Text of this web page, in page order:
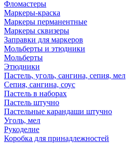
Фломастеры
Маркеры-краска
Маркеры перманентные
Маркеры сквизеры
Заправки для маркеров
Мольберты и этюдники
Мольберты
Этюдники
Пастель, уголь, сангина, сепия, мел
Сепия, сангина, соус
Пастель в наборах
Пастель штучно
Пастельные карандаши штучно
Уголь, мел
Рукоделие
Коробка для принадлежностей